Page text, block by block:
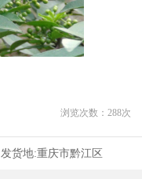
浏览次数： 288次
发货地:重庆市黔江区